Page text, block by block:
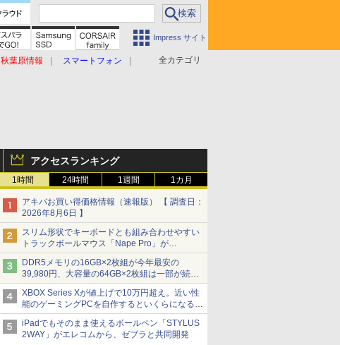
Impress サイト
全カテゴリ
秋葉原情報
スマートフォン
アクセスランキング
1時間 24時間 1週間 1カ月
アキバお買い得価格情報（速報版） 【 調査日：
2026年8月6日 】
スリム形状でキーボードとも組み合わせやすい
トラックボールマウス「Nape Pro」が
Keychronから
DDR5メモリの16GB×2枚組が今年最安の
39,980円、大容量の64GB×2枚組は一部が続騰
[8月前半のメモリ価格]
XBOX Series Xが値上げで10万円超え。近い性
能のゲーミングPCを自作するといくらになる？
【石田賀津男の『酒の肴にPCゲーム』】
iPadでもそのまま使えるボールペン「STYLUS
2WAY」がエレコムから、ゼブラと共同開発